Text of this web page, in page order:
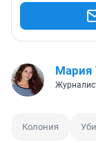
Мария
Колония